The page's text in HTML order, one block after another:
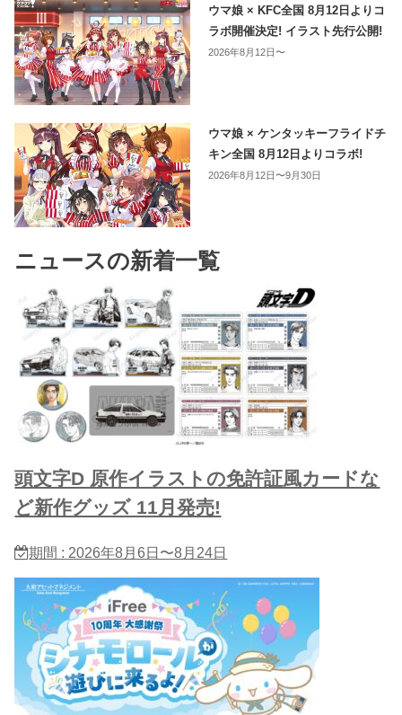
ウマ娘 × KFC全国 8月12日よりコ
ラボ開催決定! イラスト先行公開!
2026年8月12日〜
ウマ娘 × ケンタッキーフライドチ
キン全国 8月12日よりコラボ!
2026年8月12日〜9月30日
ニュースの新着一覧
頭文字D 原作イラストの免許証風カードな
ど新作グッズ 11月発売!
期間 : 2026年8月6日〜8月24日